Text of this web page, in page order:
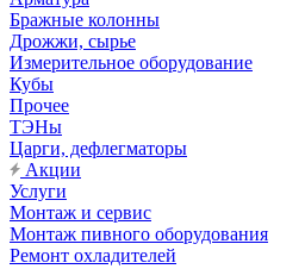
Бражные колонны
Дрожжи, сырье
Измерительное оборудование
Кубы
Прочее
ТЭНы
Царги, дефлегматоры
Акции
Услуги
Монтаж и сервис
Монтаж пивного оборудования
Ремонт охладителей